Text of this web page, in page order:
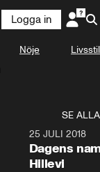
Logga in
Nöje Livsstil
SE ALLA
25 JULI 2018
Dagens
Hillevi